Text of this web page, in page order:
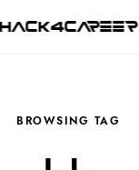
Hack4Career
BROWSING TAG